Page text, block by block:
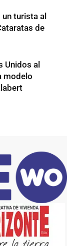
turista al
de
Unidos al
modelo